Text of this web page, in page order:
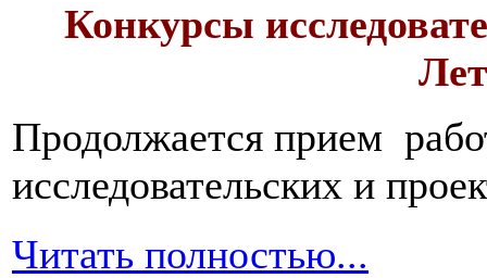
Конкурсы
Продолжается прием
исследовательских и
Читать полностью...